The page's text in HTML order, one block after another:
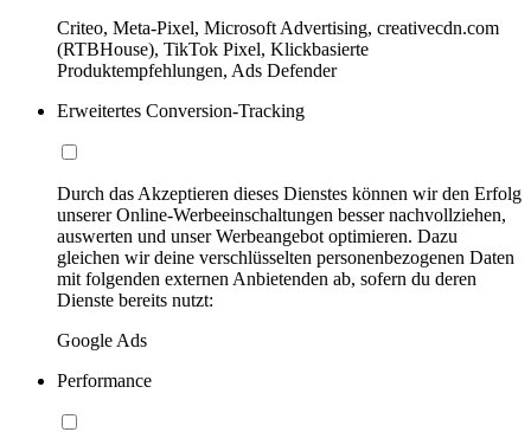
Criteo, Meta-Pixel, Microsoft Advertising, creativecdn.com
(RTBHouse), TikTok Pixel, Klickbasierte
Produktempfehlungen, Ads Defender
Erweitertes Conversion-Tracking
Durch das Akzeptieren dieses Dienstes können wir den Erfolg
unserer Online-Werbeeinschaltungen besser nachvollziehen,
auswerten und unser Werbeangebot optimieren. Dazu
gleichen wir deine verschlüsselten personenbezogenen Daten
mit folgenden externen Anbietenden ab, sofern du deren
Dienste bereits nutzt:
Google Ads
Performance